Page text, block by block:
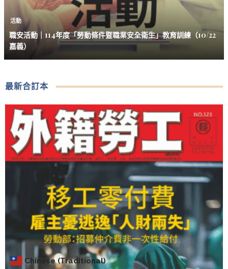
Chinese (Traditional)
活動
職安活動｜114年度「勞動條件暨職業安全衛生」教育訓練（10/22
嘉義）
最新合訂本